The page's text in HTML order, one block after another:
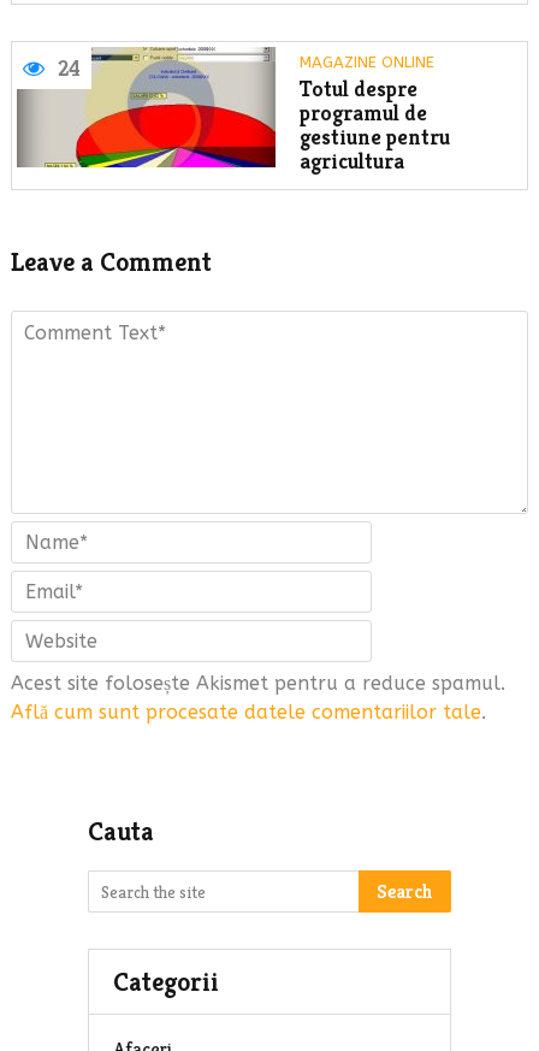
24 MAGAZINE ONLINE
Totul despre
programul de
gestiune pentru
agricultura
Leave a Comment
Acest site folosește Akismet pentru a reduce spamul.
Află cum sunt procesate datele comentariilor tale.
Cauta
Search
Categorii